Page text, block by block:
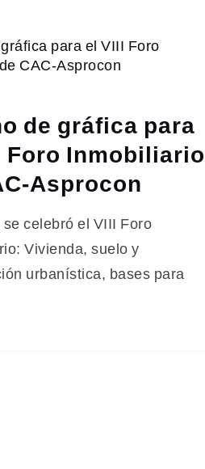
de gráfica para
Foro Inmobiliario
Asprocon
se celebró el VIII Foro
Vivienda, suelo y
urbanística, bases para